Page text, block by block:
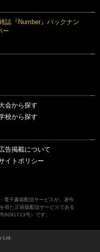
誌『Number』バックナン
ー
会から探す
校から探す
告掲載について
イトポリシー
電子書籍配信サービスが、著作
得た正規版配信サービスである
6091713号）です。
Ltd.